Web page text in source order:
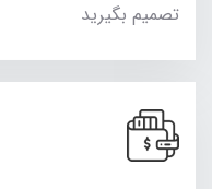
تصمیم بگیرید